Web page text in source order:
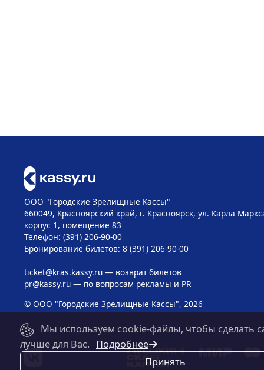
ООО "Городские Зрелищные Кассы"
660049, Красноярский край, г. Красноярск, ул. Карла
корпус 1, помещение 83
Телефон: (391) 206-90-00
Бронирование билетов: 8 (391) 206-90-00
ticket@kras.kassy.ru— возврат билетов
pr@kassy.ru— по вопросам рекламы и PR
© ООО "Городские Зрелищные Кассы", 2026
Мы используем cookie-файлы, чтобы сделать
лучше для Вас. Подробнее
Принять